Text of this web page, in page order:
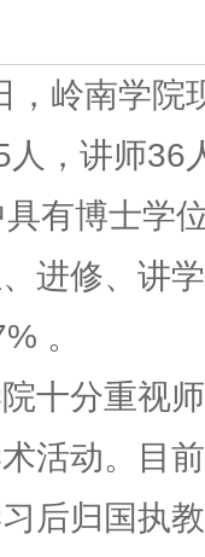
，岭南学院
，讲师36
有博士学
进修、讲
。
十分重视
活动。目
后归国执